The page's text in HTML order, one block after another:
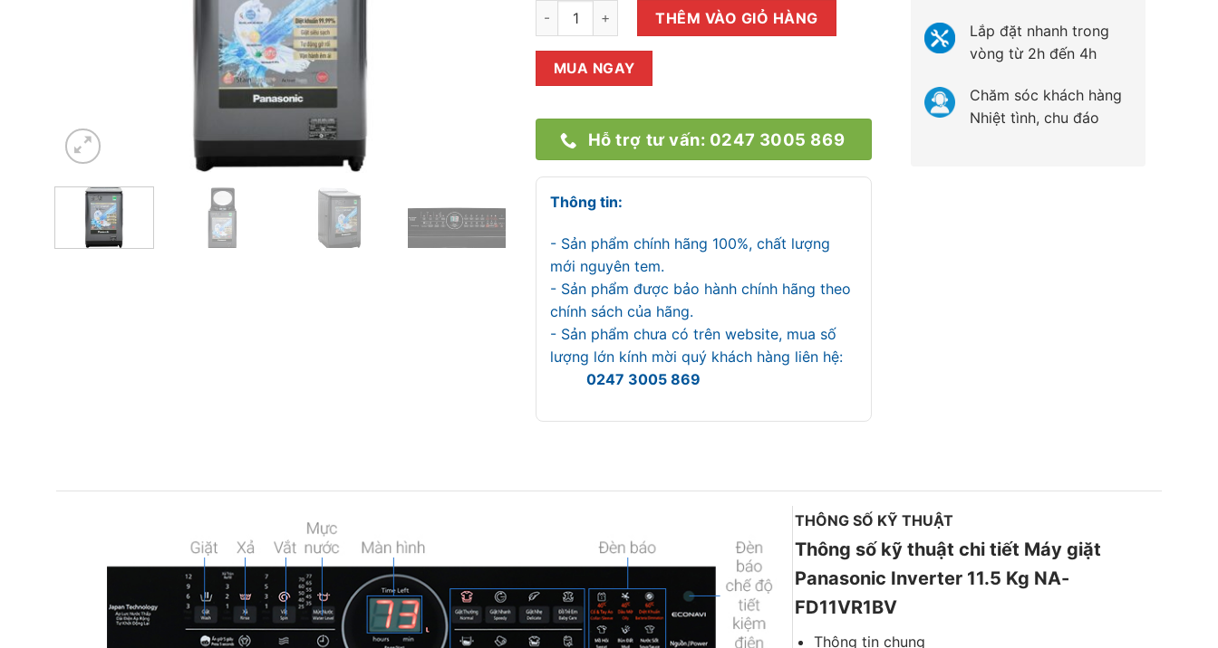
Máy giặt Panasonic Inverter 11.5 Kg NA-FD11VR1BV Mẫu 2019 số lượng
THÊM VÀO GIỎ HÀNG
MUA NGAY
Hỗ trợ tư vấn: 0247 3005 869
Thông tin:
- Sản phẩm chính hãng 100%, chất lượng
mới nguyên tem.
- Sản phẩm được bảo hành chính hãng theo
chính sách của hãng.
- Sản phẩm chưa có trên website, mua số
lượng lớn kính mời quý khách hàng liên hệ:
0247 3005 869
Lắp đặt nhanh trong
vòng từ 2h đến 4h
Chăm sóc khách hàng
Nhiệt tình, chu đáo
THÔNG SỐ KỸ THUẬT
Thông số kỹ thuật chi tiết Máy giặt
Panasonic Inverter 11.5 Kg NA-
FD11VR1BV
Thông tin chung